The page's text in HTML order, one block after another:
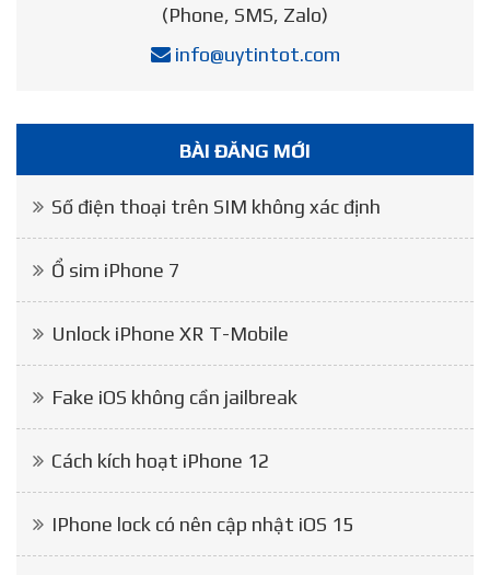
(Phone, SMS, Zalo)
info@uytintot.com
BÀI ĐĂNG MỚI
Số điện thoại trên SIM không xác định
Ổ sim iPhone 7
Unlock iPhone XR T-Mobile
Fake iOS không cần jailbreak
Cách kích hoạt iPhone 12
IPhone lock có nên cập nhật iOS 15